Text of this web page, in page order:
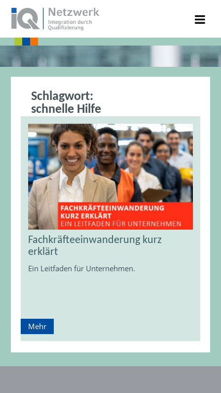
Schlagwort:
schnelle Hilfe
Fachkräfteeinwanderung kurz
erklärt
Ein Leitfaden für Unternehmen.
Mehr